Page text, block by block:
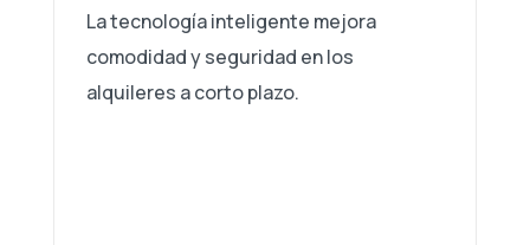
La tecnología inteligente mejora
comodidad y seguridad en los
alquileres a corto plazo.